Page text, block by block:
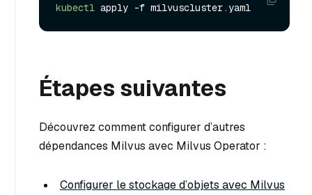
kubectl
Étapes suivantes
Découvrez comment configurer d’autres
dépendances Milvus avec Milvus Operator :
Configurer le stockage d’objets avec Milvus